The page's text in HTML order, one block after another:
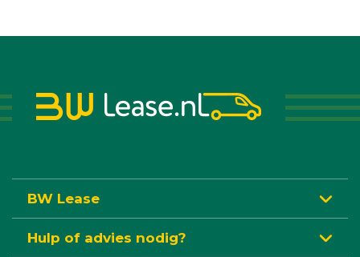
BW Lease
Hulp of advies nodig?